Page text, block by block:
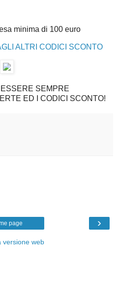
minima di 100 euro
ALTRI CODICI SCONTO
SEMPRE
ED I CODICI SCONTO!
›
page
versione web